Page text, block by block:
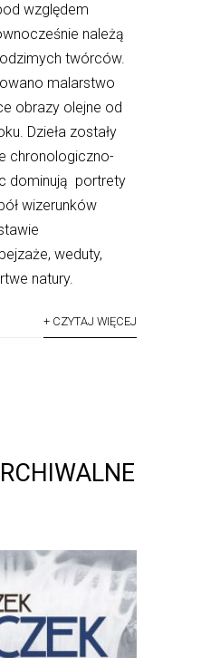
względem
należą
twórców.
malarstwo
obrazy olejne od
Dzieła zostały
chronologiczno-
dominują portrety
wizerunków
weduty,
natury.
+ CZYTAJ WIĘCEJ